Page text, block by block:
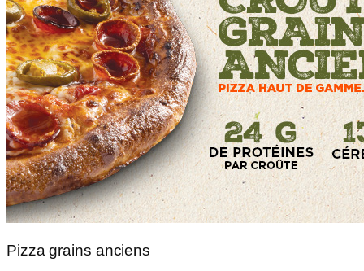
Pizza grains anciens